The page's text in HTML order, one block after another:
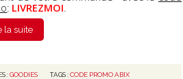
: LIVREZMOI.
la suite
:GOODIES TAGS :CODE PROMO ABIX